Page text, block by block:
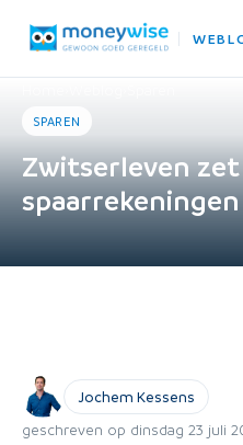
SPAREN
Zwitserleven
Jochem Kessens
geschreven op dinsdag 23 juli